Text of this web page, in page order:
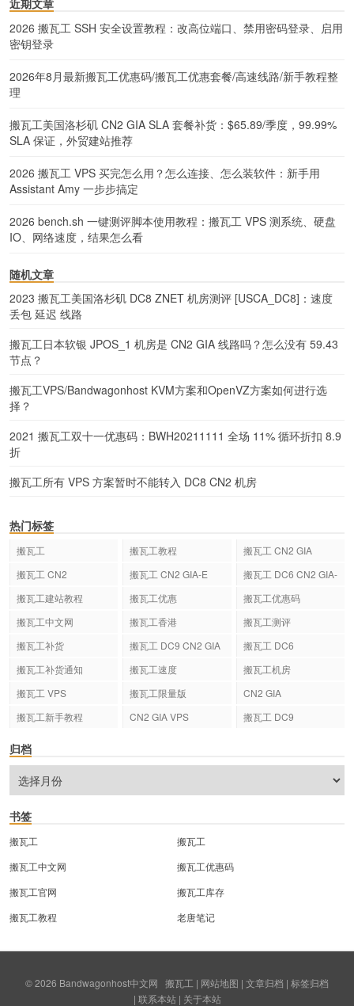
近期文章
2026 搬瓦工 SSH 安全设置教程：改高位端口、禁用密码登录、启用
密钥登录
2026年8月最新搬瓦工优惠码/搬瓦工优惠套餐/高速线路/新手教程整
理
搬瓦工美国洛杉矶 CN2 GIA SLA 套餐补货：$65.89/季度，99.99%
SLA 保证，外贸建站推荐
2026 搬瓦工 VPS 买完怎么用？怎么连接、怎么装软件：新手用
Assistant Amy 一步步搞定
2026 bench.sh 一键测评脚本使用教程：搬瓦工 VPS 测系统、硬盘
IO、网络速度，结果怎么看
随机文章
2023 搬瓦工美国洛杉矶 DC8 ZNET 机房测评 [USCA_DC8]：速度
丢包 延迟 线路
搬瓦工日本软银 JPOS_1 机房是 CN2 GIA 线路吗？怎么没有 59.43
节点？
搬瓦工VPS/Bandwagonhost KVM方案和OpenVZ方案如何进行选
择？
2021 搬瓦工双十一优惠码：BWH20211111 全场 11% 循环折扣 8.9
折
搬瓦工所有 VPS 方案暂时不能转入 DC8 CN2 机房
热门标签
搬瓦工 搬瓦工教程
搬瓦工 CN2 GIA
搬瓦工 CN2
搬瓦工 CN2 GIA-E
搬瓦工 DC6 CN2 GIA-
搬瓦工建站教程 搬瓦工优惠
搬瓦工优惠码
搬瓦工中文网
搬瓦工香港
搬瓦工测评
搬瓦工补货
搬瓦工 DC9 CN2 GIA
搬瓦工 DC6
搬瓦工补货通知
搬瓦工速度
搬瓦工机房
搬瓦工 VPS
搬瓦工限量版
CN2 GIA
搬瓦工新手教程
CN2 GIA VPS 搬瓦工 DC9
归档
书签
搬瓦工
搬瓦工
搬瓦工中文网
搬瓦工优惠码
搬瓦工官网
搬瓦工库存
搬瓦工教程
老唐笔记
© 2026 Bandwagonhost中文网 搬瓦工 | 网站地图 | 文章归档 | 标签归档
| 联系本站| 关于本站